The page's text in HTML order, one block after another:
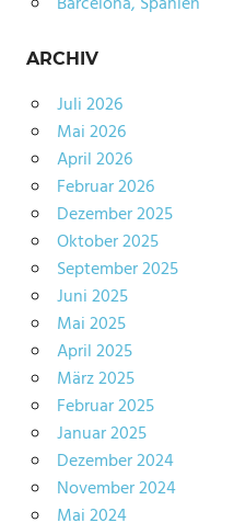
ARCHIV
Juli 2026
Mai 2026
April 2026
Februar 2026
Dezember 2025
Oktober 2025
September 2025
Juni 2025
Mai 2025
April 2025
März 2025
Februar 2025
Januar 2025
Dezember 2024
November 2024
Mai 2024